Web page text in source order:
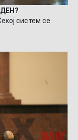
систем се